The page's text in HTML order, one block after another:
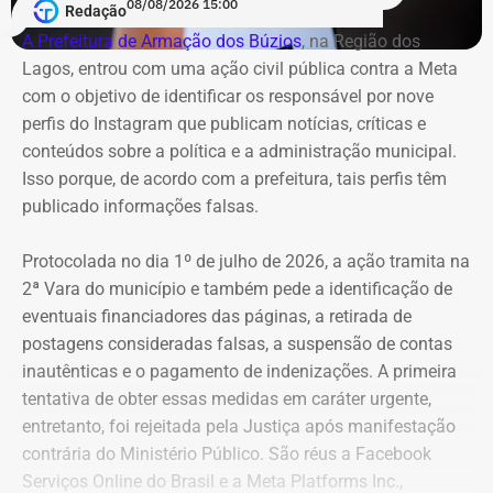
Redação08/08/2026 15:00
A Prefeitura de Armação dos Búzios, na Região dos
Lagos, entrou com uma ação civil pública contra a Meta
com o objetivo de identificar os responsável por nove
perfis do Instagram que publicam notícias, críticas e
conteúdos sobre a política e a administração municipal.
Isso porque, de acordo com a prefeitura, tais perfis têm
publicado informações falsas.
Protocolada no dia 1º de julho de 2026, a ação tramita na
2ª Vara do município e também pede a identificação de
eventuais financiadores das páginas, a retirada de
postagens consideradas falsas, a suspensão de contas
inautênticas e o pagamento de indenizações. A primeira
tentativa de obter essas medidas em caráter urgente,
entretanto, foi rejeitada pela Justiça após manifestação
contrária do Ministério Público. São réus a Facebook
Serviços Online do Brasil e a Meta Platforms Inc.,